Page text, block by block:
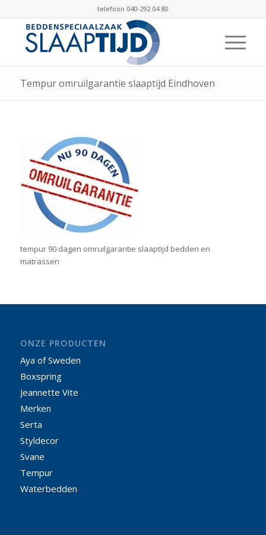
telefoon 040-292 04 80
Tempur omruilgarantie slaaptijd Eindhoven
tempur 90 dagen omruilgarantie slaaptijd bedden en
matrassen
ONZE PRODUCTEN
Aya of Sweden
Boxspring
Jeannette Vite
Merken
Serta
Styldecor
Svane
Tempur
Waterbedden